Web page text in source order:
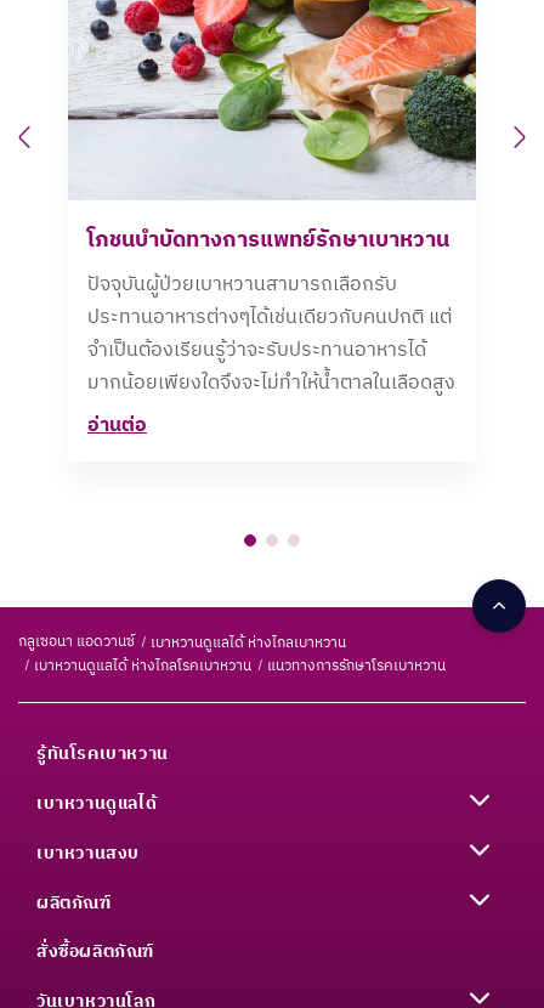
โภชนบำบัดทางการแพทย์รักษาเบาหวาน
ปัจจุบันผู้ป่วยเบาหวานสามารถเลือกรับ
ประทานอาหารต่างๆได้เช่นเดียวกับคนปกติ แต่
จำเป็นต้องเรียนรู้ว่าจะรับประทานอาหารได้
มากน้อยเพียงใดจึงจะไม่ทำให้น้ำตาลในเลือดสูง
อ่านต่อ
กลูเซอนา แอดวานซ์
เบาหวานดูแลได้ ห่างไกลเบาหวาน
เบาหวานดูแลได้ ห่างไกลโรคเบาหวาน
แนวทางการรักษาโรคเบาหวาน
รู้ทันโรคเบาหวาน
เบาหวานดูแลได้
เบาหวานสงบ
ผลิตภัณฑ์
สั่งซื้อผลิตภัณฑ์
วันเบาหวานโลก